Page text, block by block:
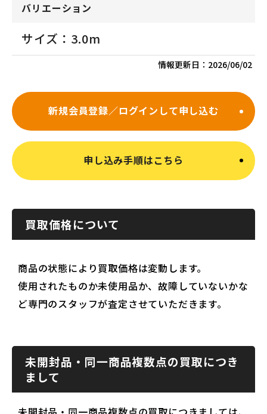
バリエーション
サイズ：3.0m
情報更新日： 2026/06/02
新規会員登録／ログインして申し込む
申し込み手順はこちら
買取価格について
商品の状態により買取価格は変動します。
使用されたものか未使用品か、故障していないかな
ど専門のスタッフが査定させていただきます。
未開封品・同一商品複数点の買取につき
まして